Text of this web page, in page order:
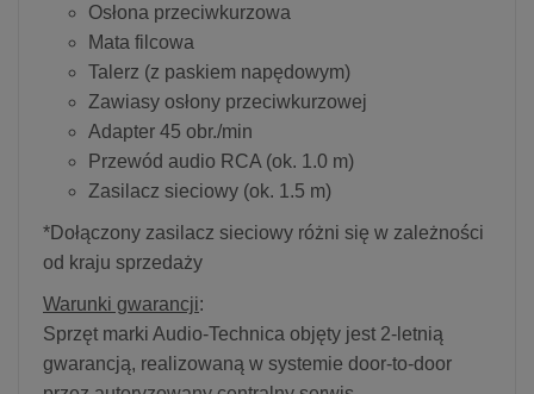
Osłona przeciwkurzowa
Mata filcowa
Talerz (z paskiem napędowym)
Zawiasy osłony przeciwkurzowej
Adapter 45 obr./min
Przewód audio RCA (ok. 1.0 m)
Zasilacz sieciowy (ok. 1.5 m)
*Dołączony zasilacz sieciowy różni się w zależności
od kraju sprzedaży
Warunki gwarancji:
Sprzęt marki Audio-Technica objęty jest 2-letnią
gwarancją, realizowaną w systemie door-to-door